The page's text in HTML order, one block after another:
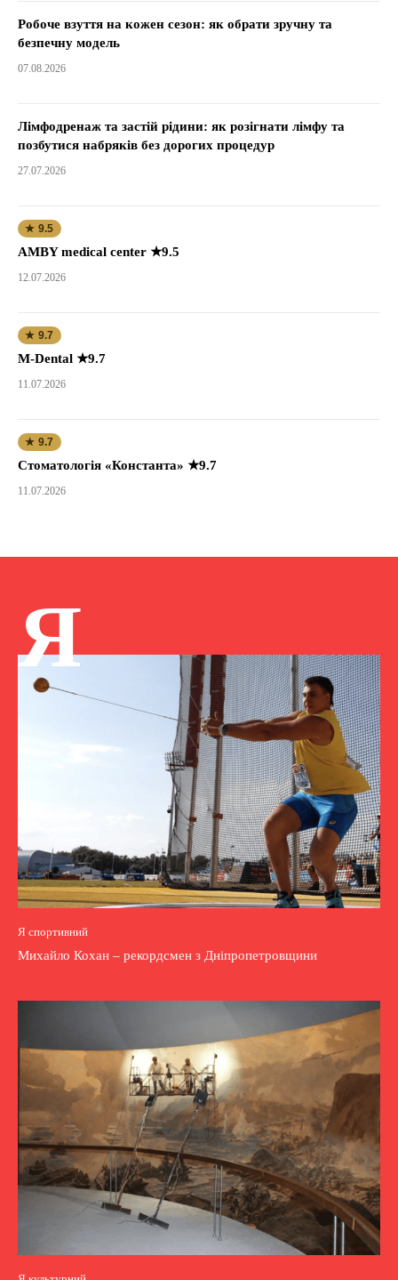
Робоче взуття на кожен сезон: як обрати зручну та
безпечну модель
07.08.2026
Лімфодренаж та застій рідини: як розігнати лімфу та
позбутися набряків без дорогих процедур
27.07.2026
★ 9.5
AMBY medical center ★9.5
12.07.2026
★ 9.7
M-Dental ★9.7
11.07.2026
★ 9.7
Стоматологія «Константа» ★9.7
11.07.2026
Я
Я спортивний
Михайло Кохан – рекордсмен з Дніпропетровщини